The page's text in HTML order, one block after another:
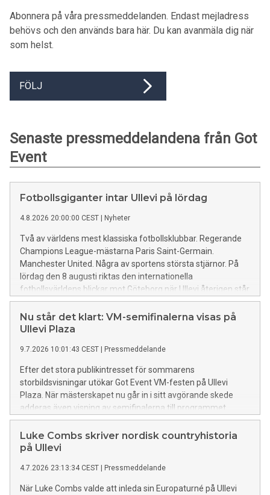
Abonnera på våra pressmeddelanden. Endast mejladress
behövs och den används bara här. Du kan avanmäla dig när
som helst.
FÖLJ
Senaste pressmeddelandena från Got
Event
Fotbollsgiganter intar Ullevi på lördag
4.8.2026 20:00:00 CEST Nyheter
Två av världens mest klassiska fotbollsklubbar. Regerande
Champions League-mästarna Paris Saint-Germain.
Manchester United. Några av sportens största stjärnor. På
lördag den 8 augusti riktas den internationella
fotbollsvärldens blickar mot Göteborg när Ullevi återigen står
värd för en prestigefylld toppmatch.
Nu står det klart: VM-semifinalerna visas på
Ullevi Plaza
9.7.2026 10:01:43 CEST Pressmeddelande
Efter det stora publikintresset för sommarens
storbildsvisningar utökar Got Event VM-festen på Ullevi
Plaza. När mästerskapet nu går in i sitt avgörande skede
adderas även visning av semifinalerna till programmet.
Luke Combs skriver nordisk countryhistoria
på Ullevi
4.7.2026 23:13:34 CEST Pressmeddelande
När Luke Combs valde att inleda sin Europaturné på Ullevi